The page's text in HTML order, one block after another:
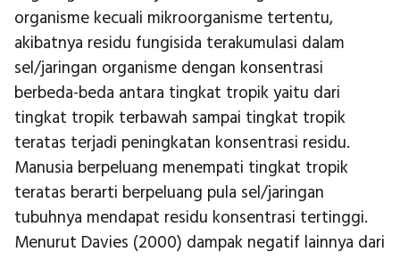
organisme kecuali mikroorganisme tertentu,
akibatnya residu fungisida terakumulasi dalam
sel/jaringan organisme dengan konsentrasi
berbeda-beda antara tingkat tropik yaitu dari
tingkat tropik terbawah sampai tingkat tropik
teratas terjadi peningkatan konsentrasi residu.
Manusia berpeluang menempati tingkat tropik
teratas berarti berpeluang pula sel/jaringan
tubuhnya mendapat residu konsentrasi tertinggi.
Menurut Davies (2000) dampak negatif lainnya dari